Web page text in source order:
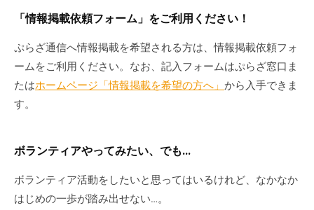
「情報掲載依頼フォーム」をご利用ください！
ぷらざ通信へ情報掲載を希望される方は、情報掲載依頼フォ
ームをご利用ください。なお、記入フォームはぷらざ窓口ま
たはホームページ「情報掲載を希望の方へ」 から入手できま
す。
ボランティアやってみたい、でも…
ボランティア活動をしたいと思ってはいるけれど、なかなか
はじめの一歩が踏み出せない…。